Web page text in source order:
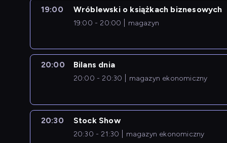
19:00 Wróblewski o książkach biznesowych
19:00 - 20:00 magazyn
20:00 Bilans dnia
20:00 - 20:30 magazyn ekonomiczny
20:30 Stock Show
20:30 - 21:30
magazyn ekonomiczny